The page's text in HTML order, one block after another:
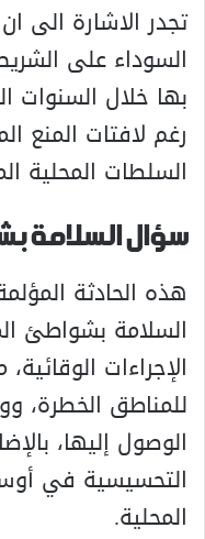
تجدر الاشارة الى
السوداء على
بها خلال السنوات
رغم لافتات المنع
السلطات المحلية
سؤال السلامة
هذه الحادثة
السلامة بشواطئ
الإجراءات
للمناطق الخطرة،
الوصول إليها،
التحسيسية في
المحلية.